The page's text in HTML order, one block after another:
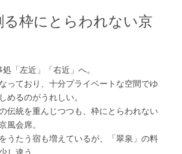
る枠にとらわれない京
「左近」「右近」へ。
っており、十分プライベートな空間でゆ
めるのがうれしい。
伝統を重んじつつも、枠にとらわれない
風会席。
うたう宿も増えているが、「翠泉」の料